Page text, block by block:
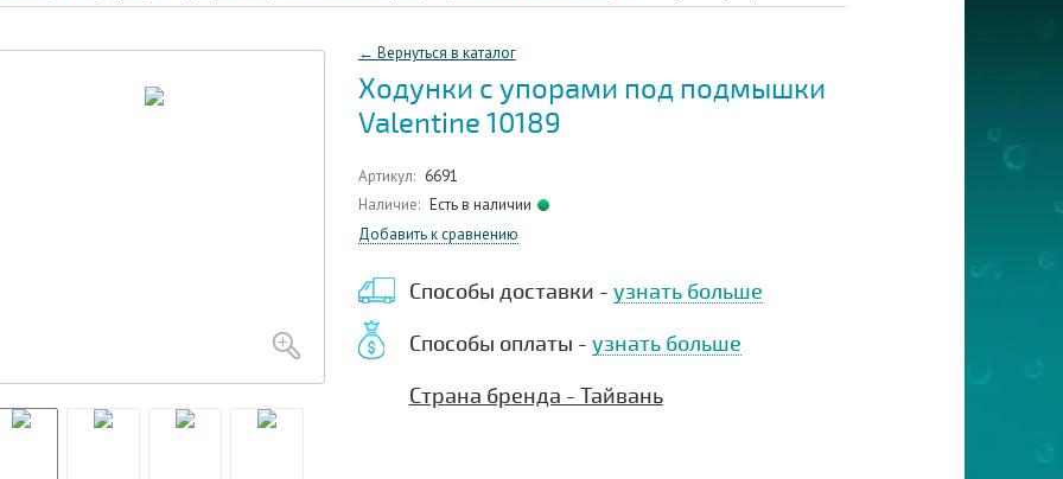
← Вернуться в каталог
Ходунки с упорами под подмышки
Valentine 10189
Артикул: 6691
Наличие: Есть в наличии
Добавить к сравнению
Способы доставки - узнать больше
Способы оплаты - узнать больше
Страна бренда - Тайвань